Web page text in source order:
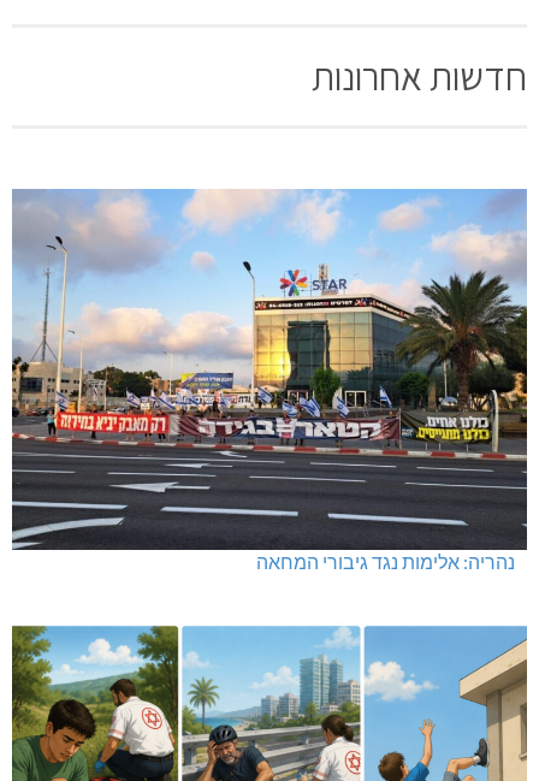
חדשות אחרונות
נהריה: אלימות נגד גיבורי המחאה